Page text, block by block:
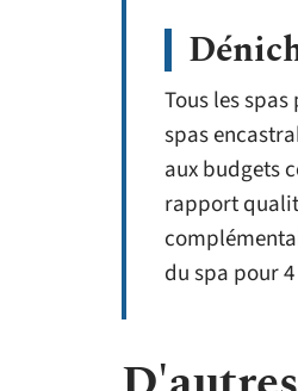
Tous les
spas
aux budgets
rapport
du spa pour